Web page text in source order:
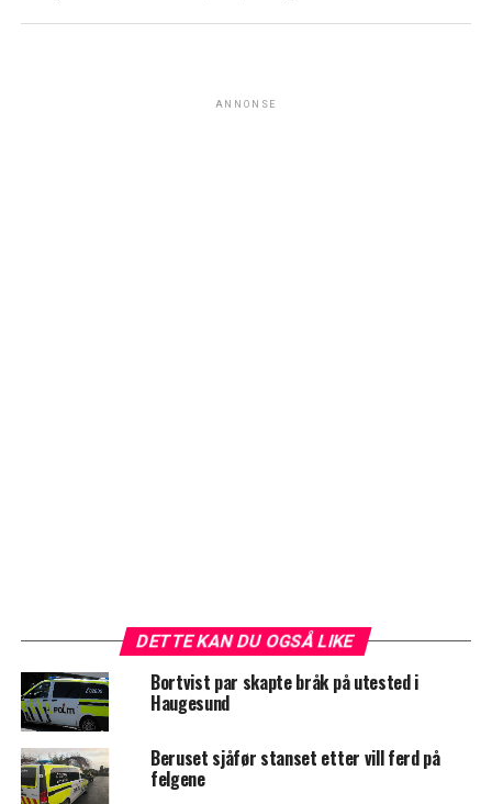
ANNONSE
DETTE KAN DU OGSÅ LIKE
Bortvist par skapte bråk på utested i
Haugesund
Beruset sjåfør stanset etter vill ferd på
felgene